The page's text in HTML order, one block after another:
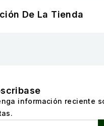
De La Tienda
información reciente